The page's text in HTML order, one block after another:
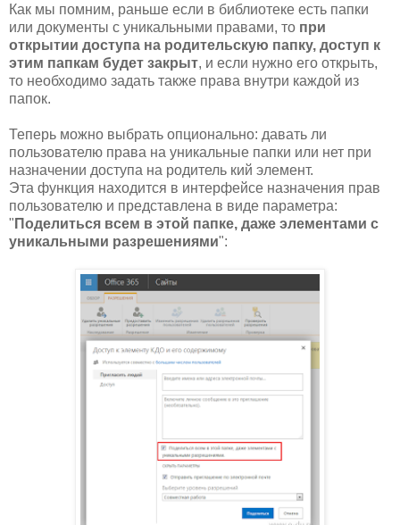
Как мы помним, раньше если в библиотеке есть папки
или документы с уникальными правами, то при
открытии доступа на родительскую папку, доступ к
этим папкам будет закрыт, и если нужно его открыть,
то необходимо задать также права внутри каждой из
папок.
Теперь можно выбрать опционально: давать ли
пользователю права на уникальные папки или нет при
назначении доступа на родитель кий элемент.
Эта функция находится в интерфейсе назначения прав
пользователю и представлена в виде параметра:
" Поделиться всем в этой папке, даже элементами с
уникальными разрешениями":